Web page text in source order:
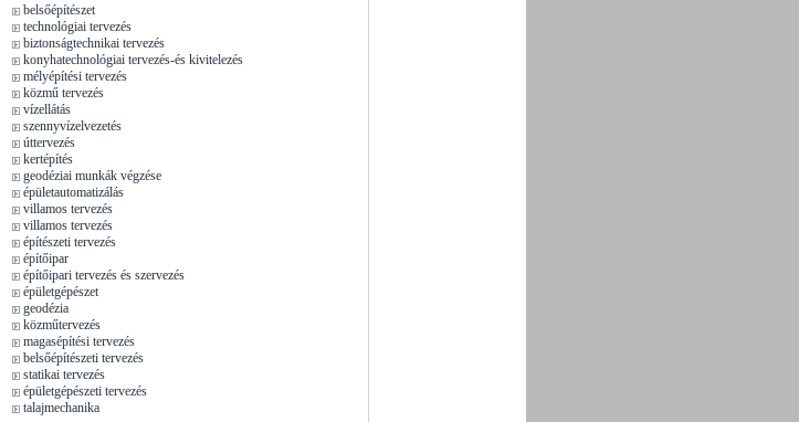
belsőépítészet
technológiai tervezés
biztonságtechnikai tervezés
konyhatechnológiai tervezés-és kivitelezés
mélyépítési tervezés
közmű tervezés
vízellátás
szennyvízelvezetés
úttervezés
kertépítés
geodéziai munkák végzése
épületautomatizálás
villamos tervezés
villamos tervezés
építészeti tervezés
építőipar
építőipari tervezés és szervezés
épületgépészet
geodézia
közműtervezés
magasépítési tervezés
belsőépítészeti tervezés
statikai tervezés
épületgépészeti tervezés
talajmechanika